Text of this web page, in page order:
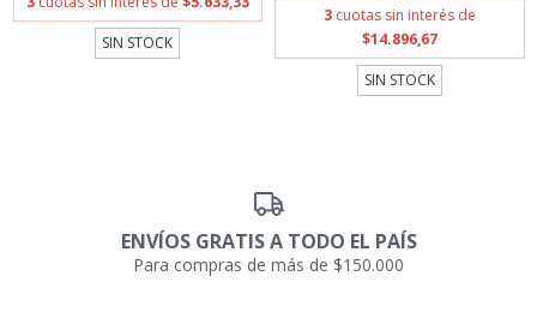
SIN STOCK
3 cuotas sin interés de
$14.896,67
SIN STOCK
ENVÍOS GRATIS A TODO EL PAÍS
Para compras de más de $150.000